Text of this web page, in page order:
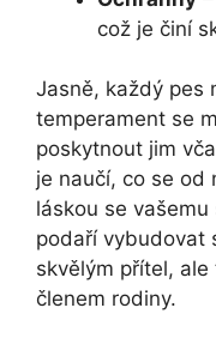
což je činí
Jasně, každý pes
temperament se
poskytnout jim
je naučí, co se od
láskou se
podaří vybudovat
skvělým přítel,
členem rodiny.